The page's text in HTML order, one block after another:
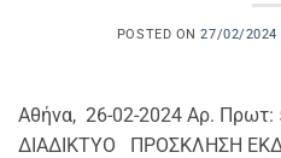
POSTED ON27/02/2024
Αθήνα, 26-02-2024 Αρ.
ΔΙΑΔΙΚΤΥΟ ΠΡΟΣΚΛΗΣΗ